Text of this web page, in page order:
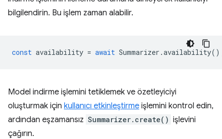
bilgilendirin. Bu işlem zaman alabilir.
const availability = await Summarizer .availability
Model indirme işlemini tetiklemek ve özetleyiciyi
oluşturmak için kullanıcı etkinleştirme işlemini kontrol edin,
ardından eşzamansız Summarizer.create() işlevini
çağırın.